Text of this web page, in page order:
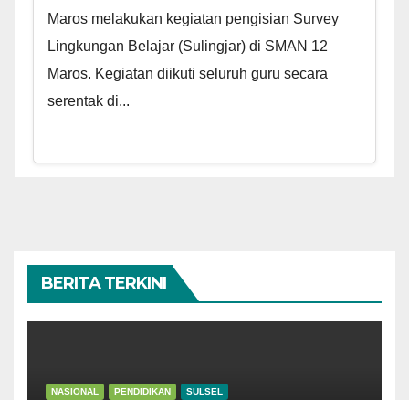
Maros melakukan kegiatan pengisian Survey
Lingkungan Belajar (Sulingjar) di SMAN 12
Maros. Kegiatan diikuti seluruh guru secara
serentak di...
BERITA TERKINI
NASIONAL PENDIDIKAN SULSEL